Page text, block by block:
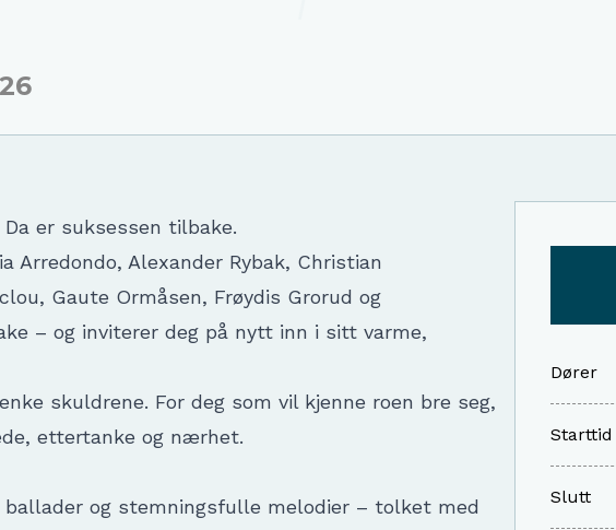
er suksessen tilbake.
Arredondo, Alexander Rybak, Christian
Gaute Ormåsen, Frøydis Grorud og
– og inviterer deg på nytt inn i sitt varme,
skuldrene. For deg som vil kjenne roen bre seg,
ettertanke og nærhet.
og stemningsfulle melodier – tolket med
Dører
Starttid
Slutt